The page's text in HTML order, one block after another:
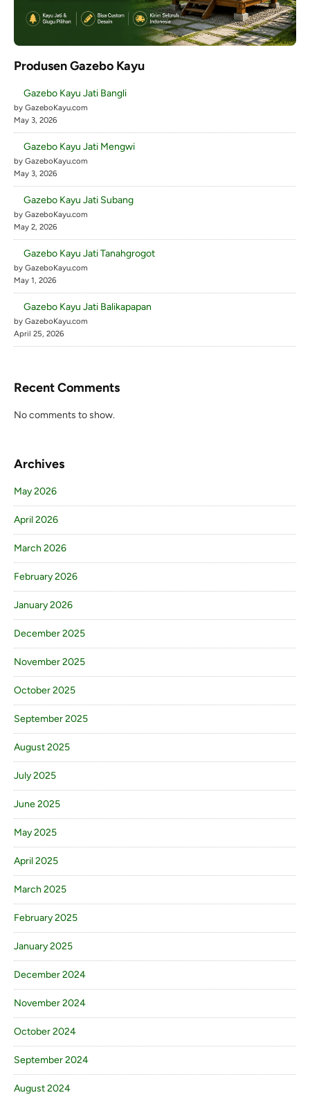
Produsen Gazebo Kayu
Gazebo Kayu Jati Bangli
by GazeboKayu.com
May 3, 2026
Gazebo Kayu Jati Mengwi
by GazeboKayu.com
May 3, 2026
Gazebo Kayu Jati Subang
by GazeboKayu.com
May 2, 2026
Gazebo Kayu Jati Tanahgrogot
by GazeboKayu.com
May 1, 2026
Gazebo Kayu Jati Balikapapan
by GazeboKayu.com
April 25, 2026
Recent Comments
No comments to show.
Archives
May 2026
April 2026
March 2026
February 2026
January 2026
December 2025
November 2025
October 2025
September 2025
August 2025
July 2025
June 2025
May 2025
April 2025
March 2025
February 2025
January 2025
December 2024
November 2024
October 2024
September 2024
August 2024